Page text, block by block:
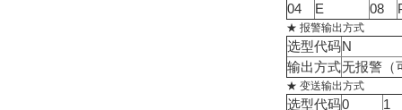
04
E 08
★ 报警输出方式
选型代码N
输出方式无报警（
★ 变送输出方式
选型代码0
1